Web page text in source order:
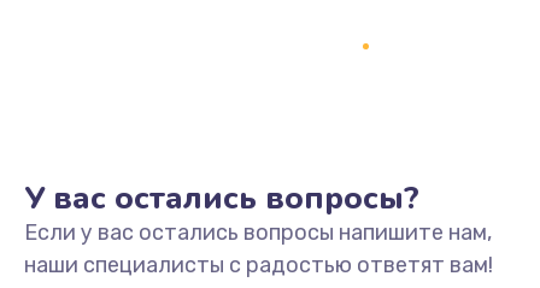
Не включается
1400 руб.
Заказать
У вас остались вопросы?
Если у вас остались вопросы напишите нам,
наши специалисты с радостью ответят вам!